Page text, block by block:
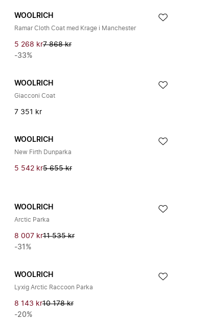
WOOLRICH
Ramar Cloth Coat med Krage i Manchester
5 268 kr7 868 kr
-33%
WOOLRICH
Giacconi Coat
7 351 kr
WOOLRICH
New Firth Dunparka
5 542 kr5 655 kr
WOOLRICH
Arctic Parka
8 007 kr11 535 kr
-31%
WOOLRICH
Lyxig Arctic Raccoon Parka
8 143 kr10 178 kr
-20%